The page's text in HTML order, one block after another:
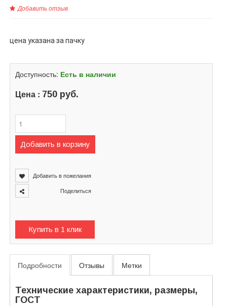
Добавить отзыв
цена указана за пачку
Доступность: Есть в наличии
Цена : 750 руб.
Добавить в корзину
Добавить в пожелания
Поделиться
Купить в 1 клик
Подробности Отзывы Метки
Технические характеристики, размеры,
ГОСТ